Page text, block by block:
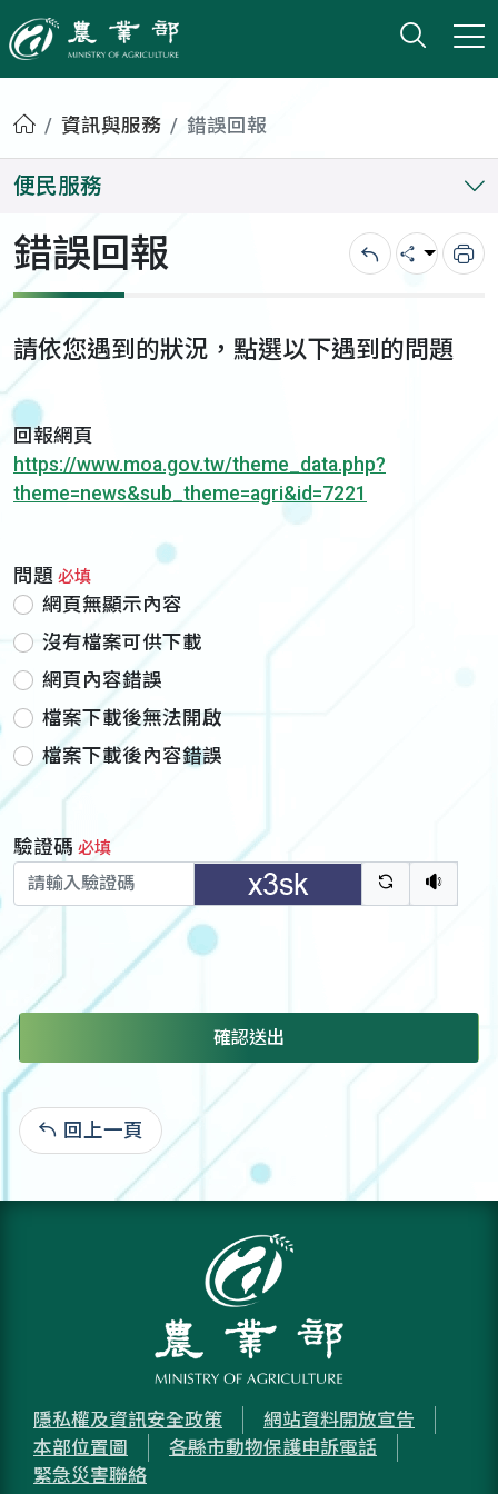
農業部
打開
小版
首頁資訊與服務 錯誤回報
便民服務
錯誤回報 回上一頁
分享 列
請依您遇到的狀況，點選以下遇到的問題
回報網頁
https://www.moa.gov.tw/theme_data.php?
theme=news&sub_theme=agri&id=7221
問題 必填
網頁無顯示內容
沒有檔案可供下載
網頁內容錯誤
檔案下載後無法開啟
檔案下載後內容錯誤
驗證碼 必填
驗證碼重新
聽語
確認送出
回上一頁
隱私權及資訊安全政策
網站資料開放宣告
本部位置圖
各縣市動物保護申訴電話
緊急災害聯絡